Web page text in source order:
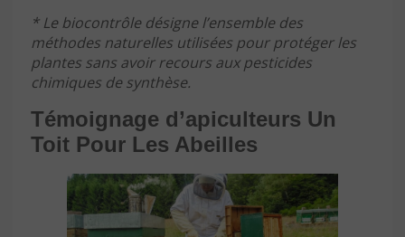
* Le biocontrôle désigne l’ensemble des
méthodes naturelles utilisées pour protéger les
plantes sans avoir recours aux pesticides
chimiques de synthèse.
Témoignage d’apiculteurs Un
Toit Pour Les Abeilles